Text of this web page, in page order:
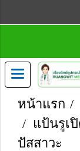
หน้าแรก
แป้นรูเ
ปัสสาวะ